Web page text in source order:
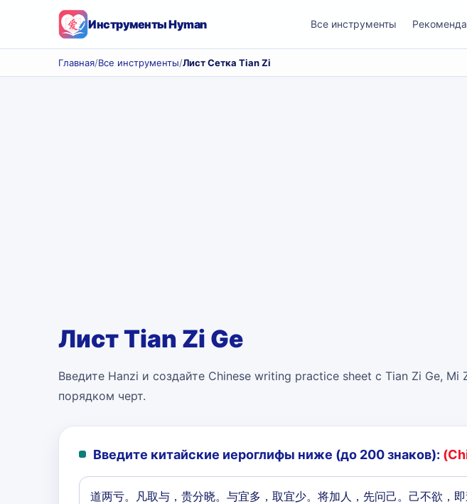
Инструменты Hyman Все инструменты
Главная/Все инструменты/Лист Сетка Tian Zi
Лист Tian Zi Ge
Введите Hanzi и создайте Chinese writing practice sheet с Tian Zi Ge, Mi
порядком черт.
Введите китайские иероглифы ниже (до 200 знаков):